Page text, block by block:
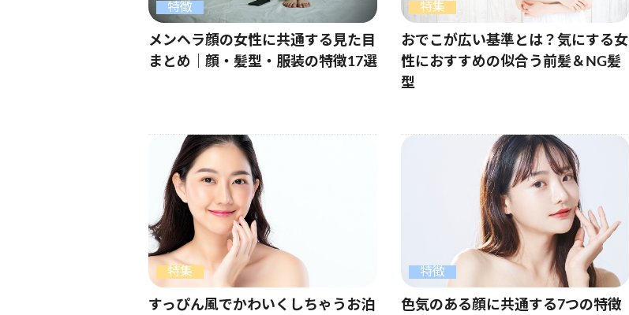
特徴
メンヘラ顔の女性に共通する見た目
まとめ｜顔・髪型・服装の特徴17選
特集
おでこが広い基準とは？気にする女
性におすすめの似合う前髪＆NG髪
型
特集
すっぴん風でかわいくしちゃうお泊
特徴
色気のある顔に共通する7つの特徴